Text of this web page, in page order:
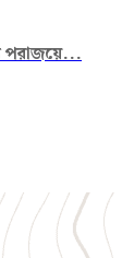
পরাজয়ে...